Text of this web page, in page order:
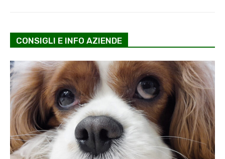
CONSIGLI E INFO AZIENDE